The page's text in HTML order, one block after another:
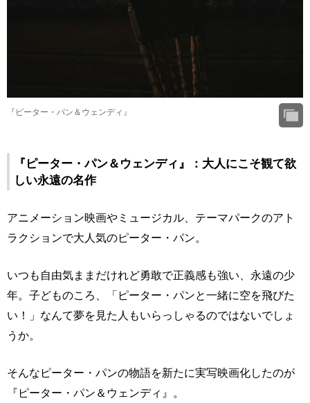
『ピーター・パン＆ウェンディ』
『ピーター・パン＆ウェンディ』：大人にこそ観て欲
しい永遠の名作
アニメーション映画やミュージカル、テーマパークのアト
ラクションで大人気のピーター・パン。
いつも自由気ままだけれど勇敢で正義感も強い、永遠の少
年。子どものころ、「ピーター・パンと一緒に空を飛びた
い！」なんて夢を見た人もいらっしゃるのではないでしょ
うか。
そんなピーター・パンの物語を新たに実写映画化したのが
『ピーター・パン＆ウェンディ』。